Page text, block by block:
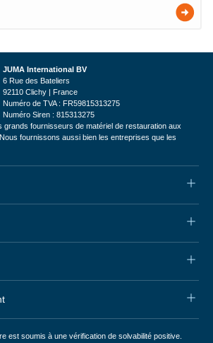
JUMA International BV
6 Rue des Bateliers
92110 Clichy | France
Numéro de TVA : FR59815313275
Numéro Siren : 815313275
grands fournisseurs de matériel de restauration aux
fournissons aussi bien les entreprises que les
est soumis à une vérification de solvabilité positive.